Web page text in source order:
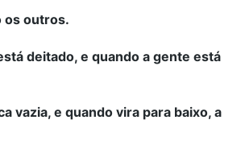
os outros.
deitado, e quando a gente está
vazia, e quando vira para baixo, a